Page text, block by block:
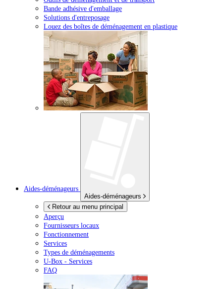
Bande adhésive d'emballage
Solutions d'entreposage
Louez des boîtes de déménagement en plastique
Aides-déménageurs
Aides-déménageurs
Retour au menu principal
Aperçu
Fournisseurs locaux
Fonctionnement
Services
Types de déménagements
U-Box - Services
FAQ